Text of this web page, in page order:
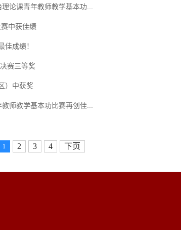
论课青年教师教学基本功...
中获佳绩
佳成绩！
赛三等奖
）中获奖
师教学基本功比赛再创佳...
1 2 3 4 下页